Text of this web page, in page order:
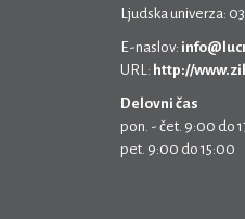
Ljudska univerza:
E-naslov:
URL: http://
Delovni čas
pon. - čet. 9:00 do
pet. 9:00 do 15:00